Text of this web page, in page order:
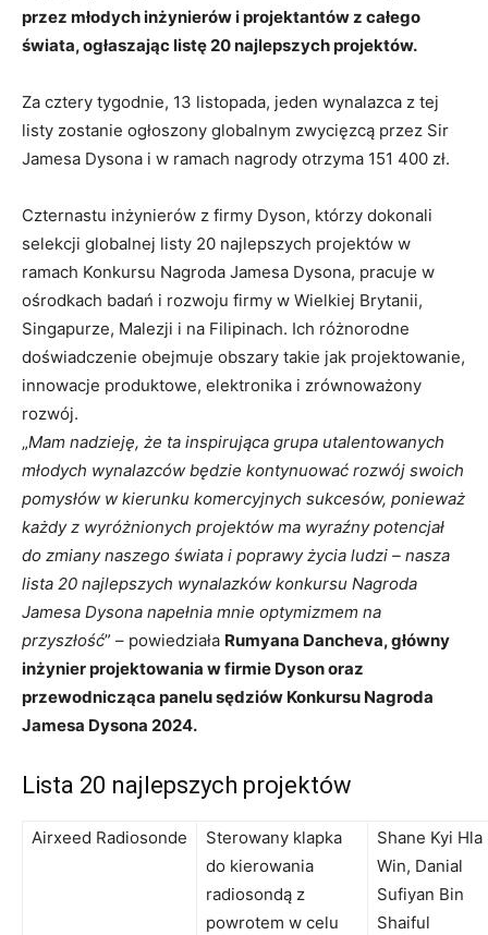
przez młodych inżynierów i projektantów z całego
świata, ogłaszając listę 20 najlepszych projektów.
Za cztery tygodnie, 13 listopada, jeden wynalazca z tej
listy zostanie ogłoszony globalnym zwycięzcą przez Sir
Jamesa Dysona i w ramach nagrody otrzyma 151 400 zł.
Czternastu inżynierów z firmy Dyson, którzy dokonali
selekcji globalnej listy 20 najlepszych projektów w
ramach Konkursu Nagroda Jamesa Dysona, pracuje w
ośrodkach badań i rozwoju firmy w Wielkiej Brytanii,
Singapurze, Malezji i na Filipinach. Ich różnorodne
doświadczenie obejmuje obszary takie jak projektowanie,
innowacje produktowe, elektronika i zrównoważony
rozwój.
„Mam nadzieję, że ta inspirująca grupa utalentowanych
młodych wynalazców będzie kontynuować rozwój swoich
pomysłów w kierunku komercyjnych sukcesów, ponieważ
każdy z wyróżnionych projektów ma wyraźny potencjał
do zmiany naszego świata i poprawy życia ludzi – nasza
lista 20 najlepszych wynalazków konkursu Nagroda
Jamesa Dysona napełnia mnie optymizmem na
przyszłość” – powiedziała Rumyana Dancheva, główny
inżynier projektowania w firmie Dyson oraz
przewodnicząca panelu sędziów Konkursu Nagroda
Jamesa Dysona 2024.
Lista 20 najlepszych projektów
Airxeed Radiosonde
Sterowany klapka
do kierowania
radiosondą z
powrotem w celu
Shane Kyi Hla
Win, Danial
Sufiyan Bin
Shaiful